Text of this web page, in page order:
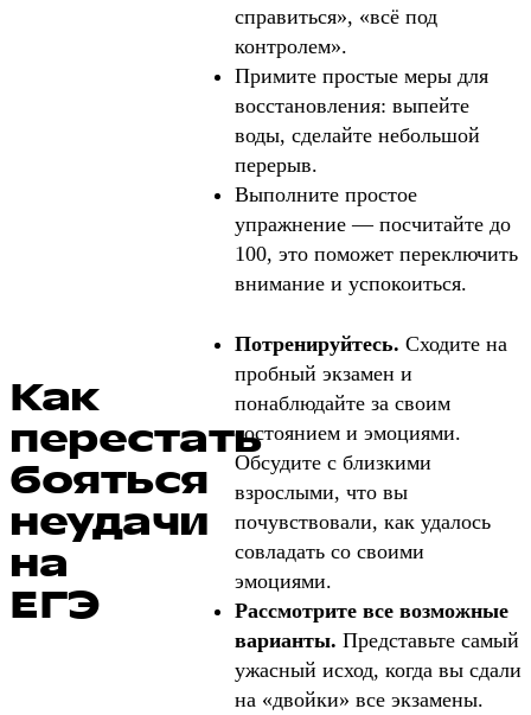
справиться», «всё под
контролем».
Примите простые меры для
восстановления: выпейте
воды, сделайте небольшой
перерыв.
Выполните простое
упражнение — посчитайте до
100, это поможет переключить
внимание и успокоиться.
Как
перестать
бояться
неудачи
на
ЕГЭ
Потренируйтесь. Сходите на
пробный экзамен и
понаблюдайте за своим
состоянием и эмоциями.
Обсудите с близкими
взрослыми, что вы
почувствовали, как удалось
совладать со своими
эмоциями.
Рассмотрите все возможные
варианты. Представьте самый
ужасный исход, когда вы сдали
на «двойки» все экзамены.